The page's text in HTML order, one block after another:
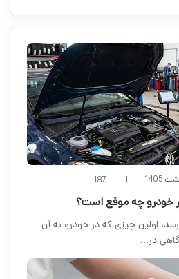
1
خودرو چه موقع است؟
اولین چیزی که در خودرو به آن
گاهی در…